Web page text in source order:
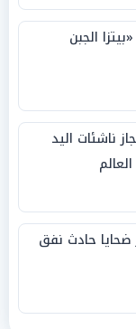
الجبن
ناشئات اليد
ضحايا حادث نفق